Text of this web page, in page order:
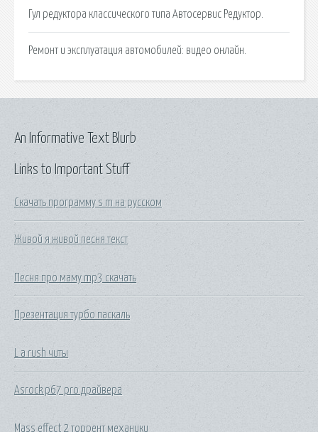
Гул редуктора классического типа Автосервис Редуктор.
Ремонт и эксплуатация автомобилей: видео онлайн.
Links to Important Stuff
Скачать программу s m на русском
Живой я живой песня текст
Песня про маму mp3 скачать
Презентация турбо паскаль
L a rush читы
Asrock p67 pro драйвера
Mass effect 2 торрент механики
An Informative Text Blurb